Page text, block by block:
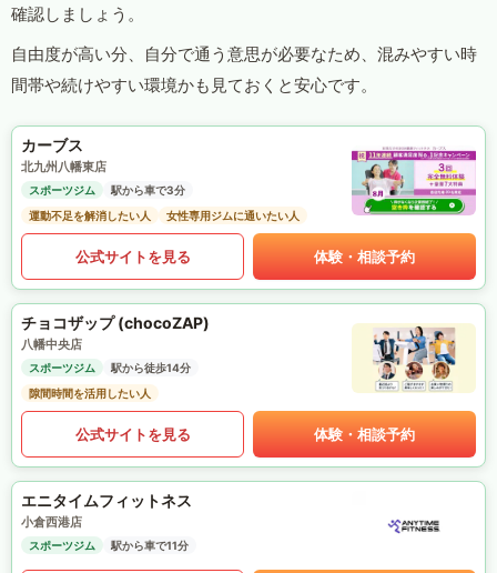
確認しましょう。
自由度が高い分、自分で通う意思が必要なため、混みやすい時
間帯や続けやすい環境かも見ておくと安心です。
カーブス
北九州八幡東店
スポーツジム
駅から車で3分
運動不足を解消したい人
女性専用ジムに通いたい人
公式サイトを見る 体験・相談予約
チョコザップ (chocoZAP)
八幡中央店
スポーツジム
駅から徒歩14分
隙間時間を活用したい人
公式サイトを見る 体験・相談予約
エニタイムフィットネス
小倉西港店
スポーツジム 駅から車で11分